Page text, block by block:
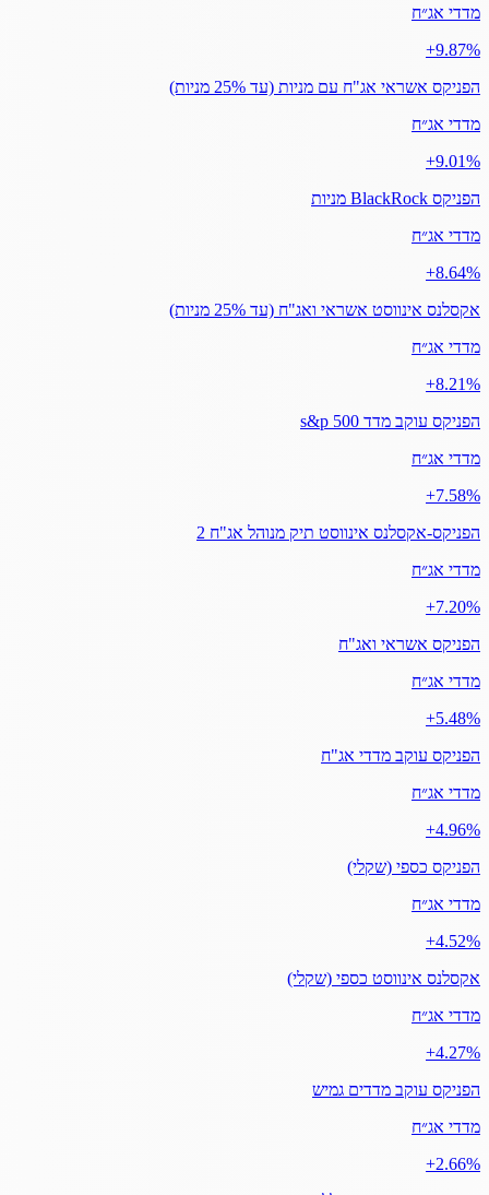
מדדי אג״ח
‎+9.87%
הפניקס אשראי אג"ח עם מניות (עד 25% מניות)
מדדי אג״ח
‎+9.01%
הפניקס BlackRock מניות
מדדי אג״ח
‎+8.64%
אקסלנס אינווסט אשראי ואג"ח (עד 25% מניות)
מדדי אג״ח
‎+8.21%
הפניקס עוקב מדד s&p 500
מדדי אג״ח
‎+7.58%
הפניקס-אקסלנס אינווסט תיק מנוהל אג"ח 2
מדדי אג״ח
‎+7.20%
הפניקס אשראי ואג"ח
מדדי אג״ח
‎+5.48%
הפניקס עוקב מדדי אג"ח
מדדי אג״ח
‎+4.96%
הפניקס כספי (שקלי)
מדדי אג״ח
‎+4.52%
אקסלנס אינווסט כספי (שקלי)
מדדי אג״ח
‎+4.27%
הפניקס עוקב מדדים גמיש
מדדי אג״ח
‎+2.66%